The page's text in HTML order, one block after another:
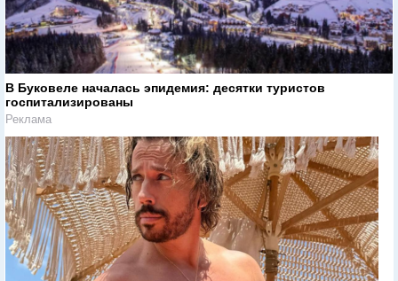
В Буковеле началась эпидемия: десятки туристов
госпитализированы
Реклама